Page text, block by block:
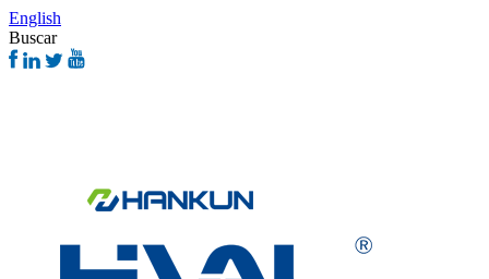
English
Buscar